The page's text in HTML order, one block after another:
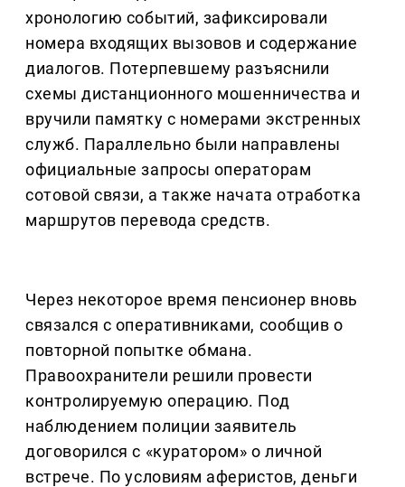
хронологию событий, зафиксировали
номера входящих вызовов и содержание
диалогов. Потерпевшему разъяснили
схемы дистанционного мошенничества и
вручили памятку с номерами экстренных
служб. Параллельно были направлены
официальные запросы операторам
сотовой связи, а также начата отработка
маршрутов перевода средств.
Через некоторое время пенсионер вновь
связался с оперативниками, сообщив о
повторной попытке обмана.
Правоохранители решили провести
контролируемую операцию. Под
наблюдением полиции заявитель
договорился с «куратором» о личной
встрече. По условиям аферистов, деньги